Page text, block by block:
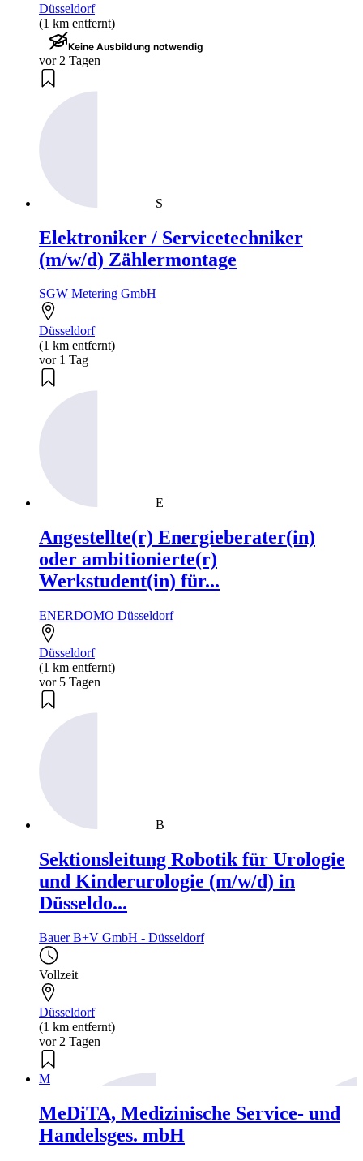
Düsseldorf
(1 km entfernt)
Keine Ausbildung notwendig
vor 2 Tagen
S
Elektroniker / Servicetechniker
(m/w/d) Zählermontage
SGW Metering GmbH
Düsseldorf
(1 km entfernt)
vor 1 Tag
E
Angestellte(r) Energieberater(in)
oder ambitionierte(r)
Werkstudent(in) für...
ENERDOMO Düsseldorf
Düsseldorf
(1 km entfernt)
vor 5 Tagen
B
Sektionsleitung Robotik für Urologie
und Kinderurologie (m/w/d) in
Düsseldo...
Bauer B+V GmbH - Düsseldorf
Vollzeit
Düsseldorf
(1 km entfernt)
vor 2 Tagen
M
MeDiTA, Medizinische Service- und
Handelsges. mbH